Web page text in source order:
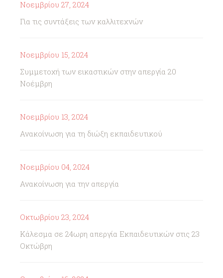
Νοεμβρίου 27, 2024
Για τις συντάξεις των καλλιτεχνών
Νοεμβρίου 15, 2024
Συμμετοχή των εικαστικών στην απεργία 20
Νοέμβρη
Νοεμβρίου 13, 2024
Ανακοίνωση για τη διώξη εκπαιδευτικού
Νοεμβρίου 04, 2024
Ανακοίνωση για την απεργία
Οκτωβρίου 23, 2024
Κάλεσμα σε 24ωρη απεργία Εκπαιδευτικών στις 23
Οκτώβρη